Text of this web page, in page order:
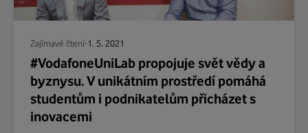
Zajímavé čtení 1. 5. 2021
#VodafoneUniLab propojuje svět vědy a
byznysu. V unikátním prostředí pomáhá
studentům i podnikatelům přicházet s
inovacemi